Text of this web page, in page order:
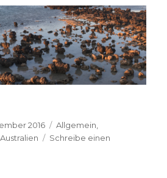
2016 Kategorien
Allgemein
Schreibe einen